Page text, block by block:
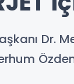
Dr.